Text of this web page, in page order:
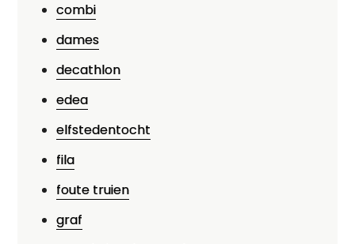
combi
dames
decathlon
edea
elfstedentocht
fila
foute truien
graf